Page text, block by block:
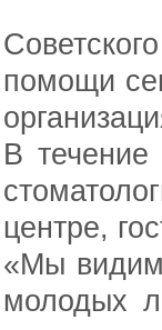
помощи
В течение
центре,
«Мы
молодых